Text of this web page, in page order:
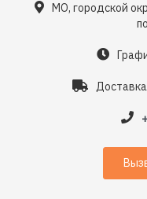
МО, городской